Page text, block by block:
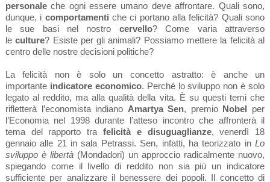
personaleche ogni essere umano deve affrontare. Quali sono,
dunque, i comportamenti che ci portano alla felicità? Quali sono
le sue basi nel nostro cervello? Come varia attraverso
leculture? Esiste per gli animali? Possiamo mettere la felicità al
centro delle nostre decisioni politiche?
La felicità non è solo un concetto astratto: è anche un
importante indicatore economico. Perché lo sviluppo non è solo
legato al reddito, ma alla qualità della vita. È su questi temi che
rifletterà l’economista indiano Amartya Sen, premio Nobel
per
l’Economia nel 1998 durante l’atteso incontro che affronterà il
tema del rapporto tra felicità e disuguaglianze, venerdì 18
gennaio alle 21 in sala Petrassi. Sen, infatti, ha teorizzato inLo
sviluppo è libertà(Mondadori) un approccio radicalmente nuovo,
spiegando come il livello di reddito non sia più un indicatore
sufficiente per analizzare il benessere dei popoli. Il concetto di